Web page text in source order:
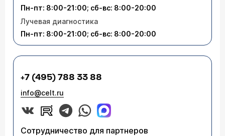
Пн-пт: 8:00-21:00; сб-вс: 8:00-20:00
Лучевая диагностика
Пн-пт: 8:00-21:00; сб-вс: 8:00-20:00
+7 (495) 788 33 88
info@celt.ru
Сотрудничество для партнеров